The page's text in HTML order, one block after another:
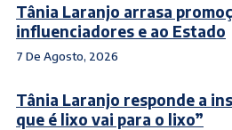
Tânia Laranjo arrasa
influenciadores e ao Estado
7 De Agosto, 2026
Tânia Laranjo responde a
que é lixo vai para o lixo”